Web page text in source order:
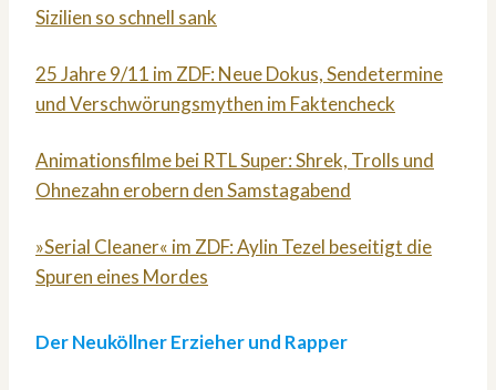
Sizilien so schnell sank
25 Jahre 9/11 im ZDF: Neue Dokus, Sendetermine
und Verschwörungsmythen im Faktencheck
Animationsfilme bei RTL Super: Shrek, Trolls und
Ohnezahn erobern den Samstagabend
»Serial Cleaner« im ZDF: Aylin Tezel beseitigt die
Spuren eines Mordes
Der Neuköllner Erzieher und Rapper